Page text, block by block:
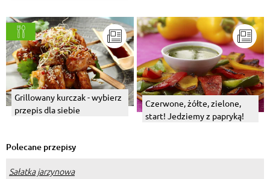
Grillowany kurczak - wybierz
przepis dla siebie
Czerwone, żółte, zielone,
start! Jedziemy z papryką!
Polecane przepisy
Sałatka jarzynowa